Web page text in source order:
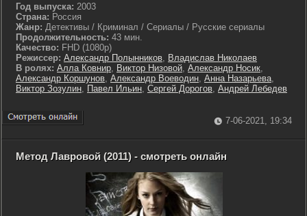
Год выпуска: 2003
Страна: Россия
Жанр: Детективы / Криминал / Сериалы / Русские сериалы
Продолжительность: 43 мин.
Качество: FHD (1080p)
Режиссер: Александр Полынников, Владислав Николаев
В ролях: Алла Ковнир, Виктор Низовой, Александр Носик,
Александр Коршунов, Александр Воеводин, Анна Назарьева,
Виктор Зозулин, Павел Ильин, Сергей Дорогов, Андрей Лебедев
7-06-2021, 19:34
Метод Лавровой (2011) - смотреть онлайн